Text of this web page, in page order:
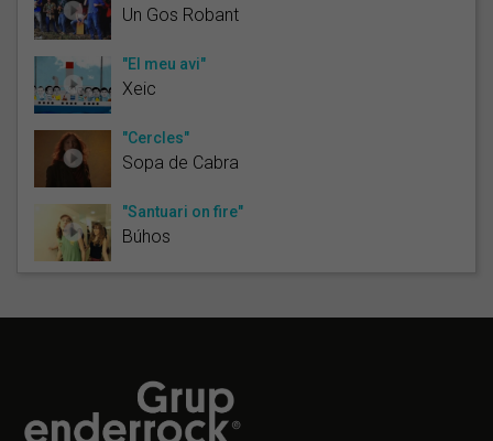
Un Gos Robant
"El meu avi"
Xeic
"Cercles"
Sopa de Cabra
"Santuari on fire"
Búhos